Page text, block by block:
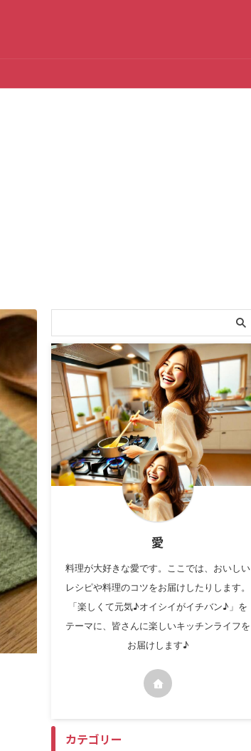
愛
料理が大好きな愛です。ここでは、おいしい
レシピや料理のコツをお届けしたりします。
「楽しくて元気♪オイシイがイチバン♪」を
テーマに、皆さんに楽しいキッチンライフを
お届けします♪
カテゴリー